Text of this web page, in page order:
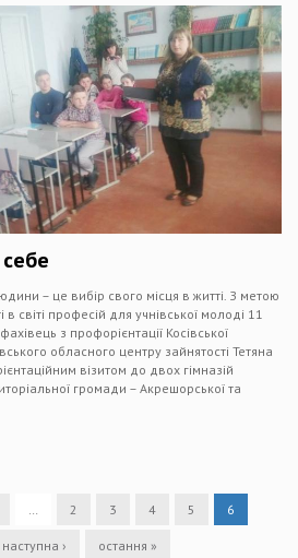
– це вибір свого місця в житті. З метою
світі професій для учнівської молоді 11
з профорієнтації Косівської
обласного центру зайнятості Тетяна
візитом до двох гімназій
громади – Акрешорської та
… 2 3 4 5 6
наступна › остання »